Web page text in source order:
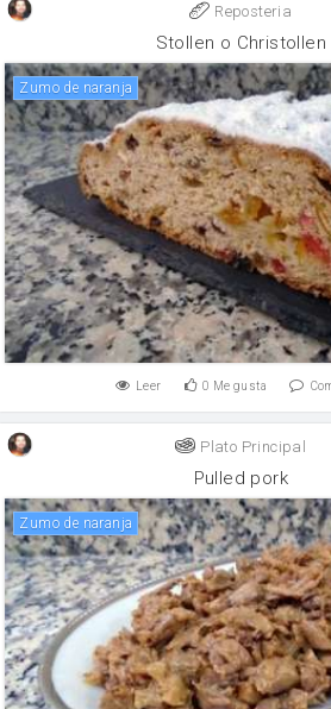
Reposteria
Stollen o Christollen
Zumo de naranja
Leer 0 Me gusta
Plato Principal
Pulled pork
Zumo de naranja